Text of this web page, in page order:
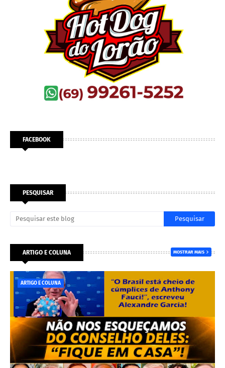
FACEBOOK
PESQUISAR
ARTIGO E COLUNA MOSTRAR MAIS
ARTIGO E COLUNA